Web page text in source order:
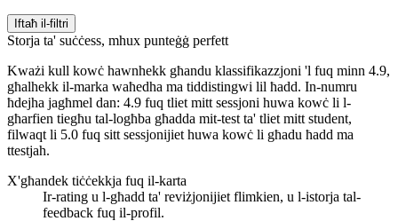
Iftaħ il-filtri
Storja ta' suċċess, mhux punteġġ perfett
Kważi kull kowċ hawnhekk għandu klassifikazzjoni 'l fuq minn 4.9,
għalhekk il-marka waħedha ma tiddistingwi lil ħadd. In-numru
ħdejha jagħmel dan: 4.9 fuq tliet mitt sessjoni huwa kowċ li l-
għarfien tiegħu tal-logħba għadda mit-test ta' tliet mitt student,
filwaqt li 5.0 fuq sitt sessjonijiet huwa kowċ li għadu ħadd ma
ttestjah.
X'għandek tiċċekkja fuq il-karta
Ir-rating u l-għadd ta' reviżjonijiet flimkien, u l-istorja tal-
feedback fuq il-profil.